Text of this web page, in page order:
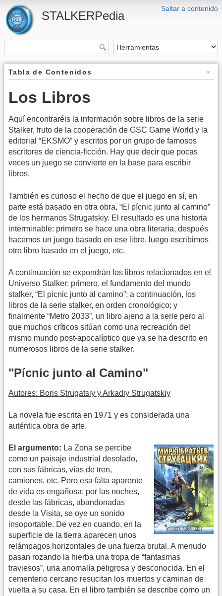
Saltar a contenido
STALKERPedia
Tabla de Contenidos
Los Libros
Aquí encontraréis la información sobre libros de la serie
Stalker, fruto de la cooperación de GSC Game World y la
editorial “EKSMO” y escritos por un grupo de famosos
escritores de ciencia-ficción. Hay que decir que pocas
veces un juego se convierte en la base para escribir
libros.
También es curioso el hecho de que el juego en sí, en
parte está basado en otra obra, “El pícnic junto al camino”
de los hermanos Strugatskiy. El resultado es una historia
interminable: primero se hace una obra literaria, después
hacemos un juego basado en ese libre, luego escribimos
otro libro basado en el juego, etc.
A continuación se expondrán los libros relacionados en el
Universo Stalker: primero, el fundamento del mundo
stalker, “El picnic junto al camino”; a continuación, los
libros de la serie stalker, en orden cronológico; y
finalmente “Metro 2033”, un libro ajeno a la serie pero al
que muchos críticos sitúan como una recreación del
mismo mundo post-apocalíptico que ya se ha descrito en
numerosos libros de la serie stalker.
"Pícnic junto al Camino"
Autores: Boris Strugatsiy y Arkadiy Strugatskiy
La novela fue escrita en 1971 y es considerada una
auténtica obra de arte.
El argumento: La Zona se percibe
como un paisaje industrial desolado,
con sus fábricas, vías de tren,
camiones, etc. Pero esa falta aparente
de vida es engañosa: por las noches,
desde las fábricas, abandonadas
desde la Visita, se oye un sonido
insoportable. De vez en cuando, en la
superficie de la tierra aparecen unos
relámpagos horizontales de una fuerza brutal. A menudo
pasan rozando la hierba una tropa de “fantasmas
traviesos”, una anomalía peligrosa y desconocida. En el
cementerio cercano resucitan los muertos y caminan de
vuelta a su casa. En el libro también se describe como un